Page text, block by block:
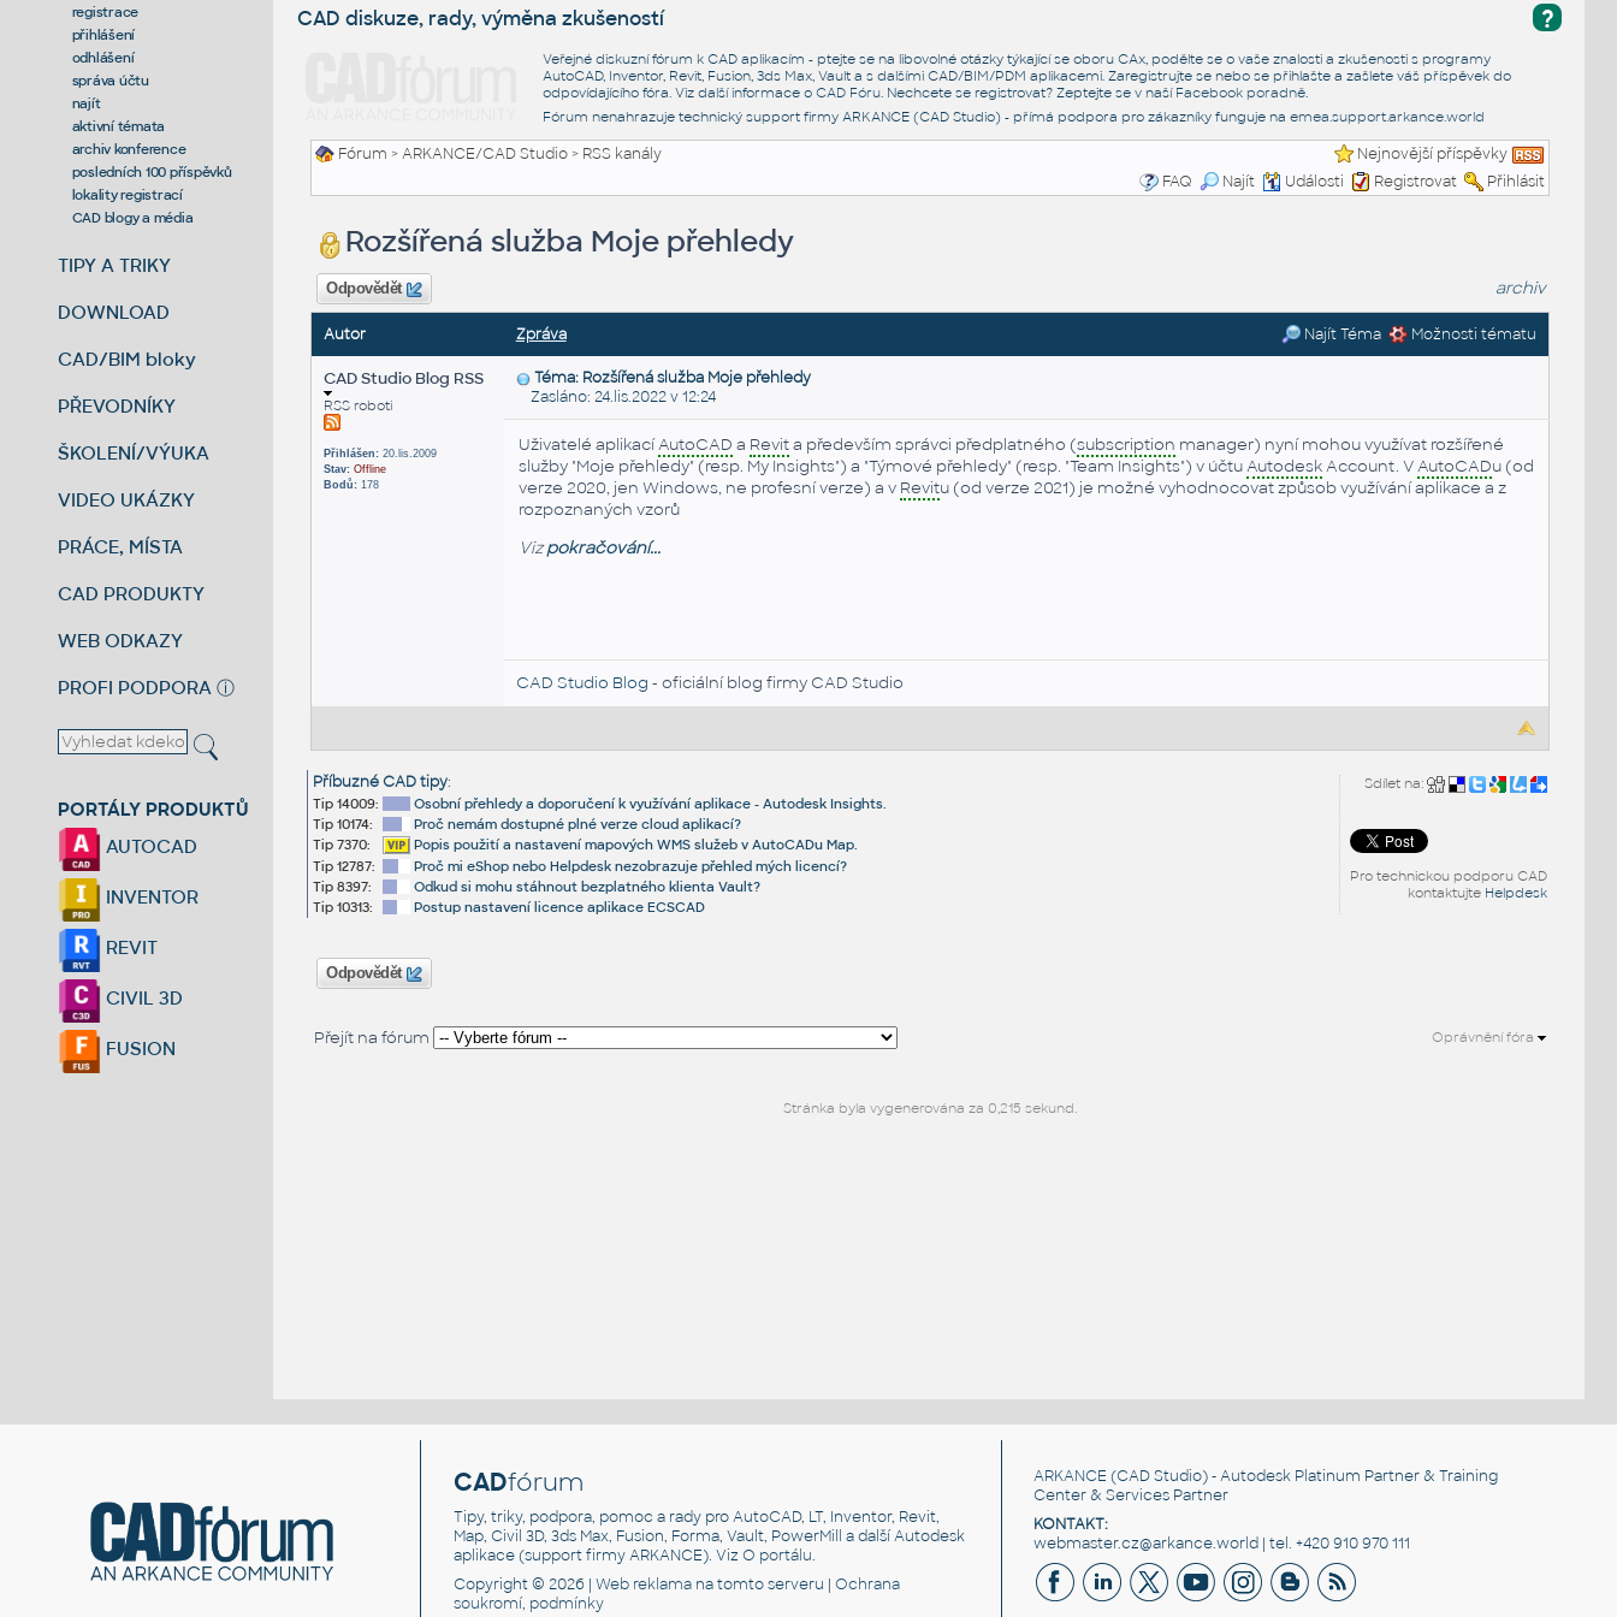
registrace
přihlášení
odhlášení
správa účtu
najít
aktivní témata
archiv konference
posledních 100 příspěvků
lokality registrací
CAD blogy a média
TIPY A TRIKY
DOWNLOAD
CAD/BIM bloky
PŘEVODNÍKY
ŠKOLENÍ/VÝUKA
VIDEO UKÁZKY
PRÁCE, MÍSTA
CAD PRODUKTY
WEB ODKAZY
PROFI PODPORA ⓘ
PORTÁLY PRODUKTŮ
AUTOCAD
INVENTOR
REVIT
CIVIL 3D
FUSION
?
CAD diskuze, rady, výměna zkušeností
Veřejné diskuzní fórum k CAD aplikacím - ptejte se na libovolné otázky týkající se oboru CAx, podělte se o vaše znalosti a zkušenosti s programy
AutoCAD, Inventor, Revit, Fusion, 3ds Max, Vault a s dalšími CAD/BIM/PDM aplikacemi. Zaregistrujte se nebo se přihlašte a zašlete váš příspěvek do
odpovídajícího fóra. Viz další informace o CAD Fóru. Nechcete se registrovat? Zeptejte se v naší Facebook poradně.
Fórum nenahrazuje technický support firmy ARKANCE (CAD Studio) - přímá podpora pro zákazníky funguje na emea.support.arkance.world
Fórum >ARKANCE/CAD Studio> RSS kanály
Nejnovější příspěvky
FAQ
Najít Události Registrovat Přihlásit
Rozšířená služba Moje přehledy
Odpovědět archiv
Autor Zpráva Najít Téma Možnosti tématu
CAD Studio Blog RSS
RSS roboti
Přihlášen:20.lis.2009
Stav: Offline
Bodů:178
Téma: Rozšířená služba Moje přehledy
Zasláno: 24.lis.2022 v 12:24
Uživatelé aplikacíAutoCAD a Revita především správci předplatného (subscription manager) nyní mohou využívat rozšířené
služby "Moje přehledy" (resp. My Insights") a "Týmové přehledy" (resp. "Team Insights") v účtuAutodeskAccount. VAutoCADu (od
verze 2020, jen Windows, ne profesní verze) a v Revitu (od verze 2021) je možné vyhodnocovat způsob využívání aplikace a z
rozpoznaných vzorů
Vizpokračování...
CAD Studio Blog - oficiální blog firmy CAD Studio
Sdílet na:
Pro technickou podporu CAD
kontaktujte Helpdesk
Příbuzné CAD tipy:
Tip 14009:
Osobní přehledy a doporučení k využívání aplikace - Autodesk Insights.
Tip 10174:
Proč nemám dostupné plné verze cloud aplikací?
Tip 7370:
Popis použití a nastavení mapových WMS služeb v AutoCADu Map.
Tip 12787:
Proč mi eShop nebo Helpdesk nezobrazuje přehled mých licencí?
Tip 8397:
Odkud si mohu stáhnout bezplatného klienta Vault?
Tip 10313:
Postup nastavení licence aplikace ECSCAD
Odpovědět
Přejít na fórum Oprávnění fóra
Stránka byla vygenerována za 0,215 sekund.
CADfórum
Tipy, triky, podpora, pomoc a rady pro AutoCAD, LT, Inventor, Revit,
Map, Civil 3D, 3ds Max, Fusion, Forma, Vault, PowerMill a další Autodesk
aplikace (support firmy ARKANCE). VizO portálu.
Copyright © 2026 |Web reklama na tomto serveru |Ochrana
soukromí, podmínky
ARKANCE (CAD Studio) - Autodesk Platinum Partner & Training
Center & Services Partner
KONTAKT:
webmaster.cz@arkance.world | tel. +420 910 970 111